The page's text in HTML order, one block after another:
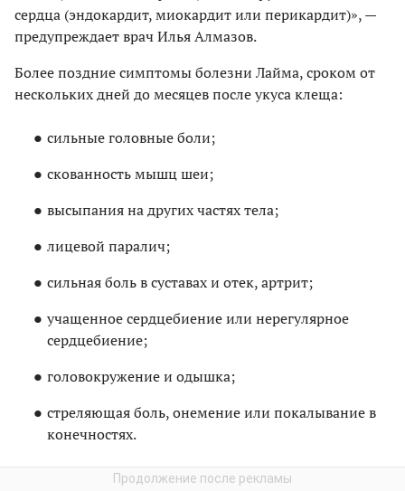
сердца (эндокардит, миокардит или перикардит)», —
предупреждает врач Илья Алмазов.
Более поздние симптомы болезни Лайма, сроком от
нескольких дней до месяцев после укуса клеща:
сильные головные боли;
скованность мышц шеи;
высыпания на других частях тела;
лицевой паралич;
сильная боль в суставах и отек, артрит;
учащенное сердцебиение или нерегулярное
сердцебиение;
головокружение и одышка;
стреляющая боль, онемение или покалывание в
конечностях.